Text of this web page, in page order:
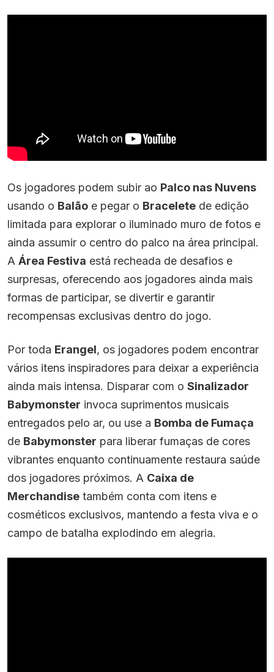
Os jogadores podem subir ao Palco nas Nuvens
usando o Balão e pegar o Bracelete de edição
limitada para explorar o iluminado muro de fotos e
ainda assumir o centro do palco na área principal.
A Área Festiva está recheada de desafios e
surpresas, oferecendo aos jogadores ainda mais
formas de participar, se divertir e garantir
recompensas exclusivas dentro do jogo.
Por toda Erangel, os jogadores podem encontrar
vários itens inspiradores para deixar a experiência
ainda mais intensa. Disparar com o Sinalizador
Babymonster invoca suprimentos musicais
entregados pelo ar, ou use a Bomba de Fumaça
de Babymonster para liberar fumaças de cores
vibrantes enquanto continuamente restaura saúde
dos jogadores próximos. A Caixa de
Merchandise também conta com itens e
cosméticos exclusivos, mantendo a festa viva e o
campo de batalha explodindo em alegria.